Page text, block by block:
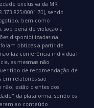
exclusiva da MR
0001-70), sendo
bem como
sob pena de violação à
disponibilizadas na
obtidas a partir de
faz conferência individual
as mesmas não
tipo de recomendação de
relatórios são
não, estão cientes dos
da plataforma, sendo os
ao conteúdo